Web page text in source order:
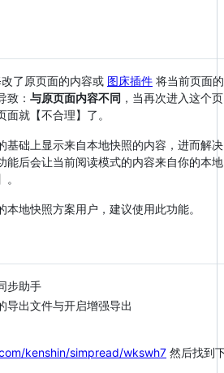
了原页面的内容或 图床插件 将当前页面的
致： 与原页面内容不同 ，当再次进入这个页
就【不合理】了。
基础上显示来自本地快照的内容，进而解决
能后会让当前阅读模式的内容来自你的本地
本地快照方案用户，建议使用此功能。
步助手
导出文件与开启增强导出
kenshin/simpread/wkswh7 然后找到